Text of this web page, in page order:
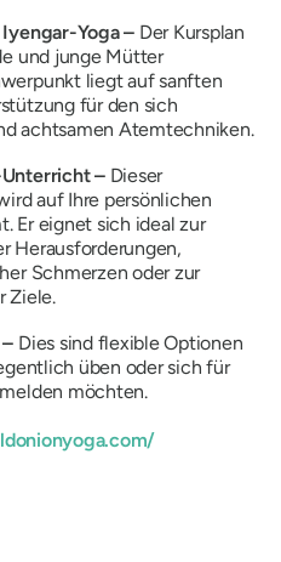
Yoga – Der Kursplan
und junge Mütter
liegt auf sanften
für den sich
achtsamen Atemtechniken.
– Dieser
auf Ihre persönlichen
Er eignet sich ideal zur
Herausforderungen,
Schmerzen oder zur
Ziele.
Dies sind flexible Optionen
üben oder sich für
möchten.